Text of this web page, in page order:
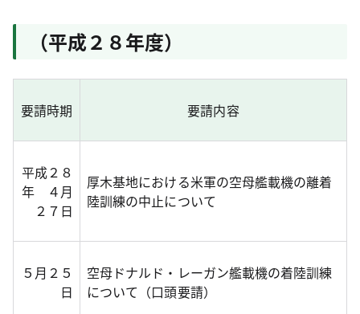
（平成２８年度）
要請時期 要請内容
平成２８
年 ４月
２７日
厚木基地における米軍の空母艦載機の離着
陸訓練の中止について
５月２５
日
空母ドナルド・レーガン艦載機の着陸訓練
について（口頭要請）